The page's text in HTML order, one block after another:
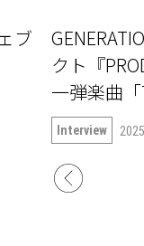
ブ
クト『
一弾楽曲
語る
Interview